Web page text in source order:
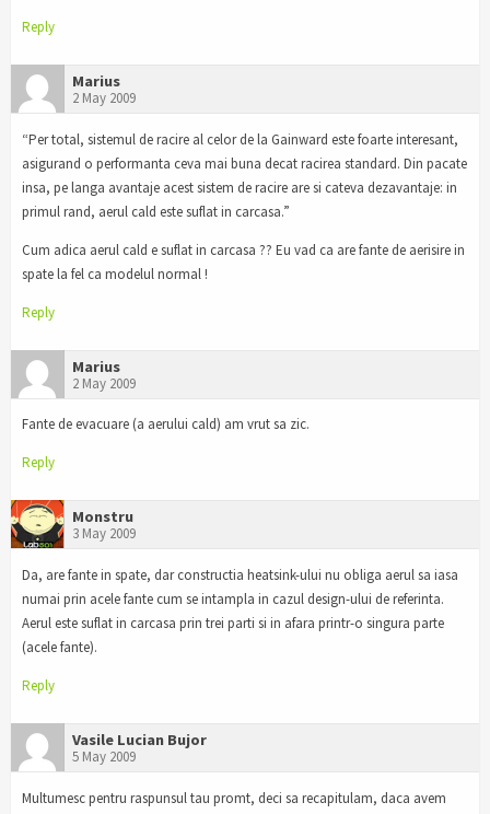
Reply
Marius
2 May 2009
“Per total, sistemul de racire al celor de la Gainward este foarte interesant,
asigurand o performanta ceva mai buna decat racirea standard. Din pacate
insa, pe langa avantaje acest sistem de racire are si cateva dezavantaje: in
primul rand, aerul cald este suflat in carcasa.”
Cum adica aerul cald e suflat in carcasa ?? Eu vad ca are fante de aerisire in
spate la fel ca modelul normal !
Reply
Marius
2 May 2009
Fante de evacuare (a aerului cald) am vrut sa zic.
Reply
Monstru
3 May 2009
Da, are fante in spate, dar constructia heatsink-ului nu obliga aerul sa iasa
numai prin acele fante cum se intampla in cazul design-ului de referinta.
Aerul este suflat in carcasa prin trei parti si in afara printr-o singura parte
(acele fante).
Reply
Vasile Lucian Bujor
5 May 2009
Multumesc pentru raspunsul tau promt, deci sa recapitulam, daca avem